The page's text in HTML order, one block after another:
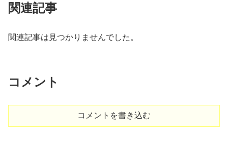
関連記事
関連記事は見つかりませんでした。
コメント
コメントを書き込む